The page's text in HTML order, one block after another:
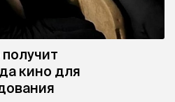
кино для